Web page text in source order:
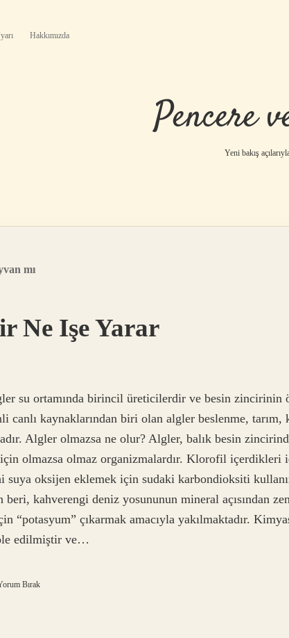
Hakkımızda
Pencere
Yeni bakış
mı
Ne Işe Yarar
su ortamında birincil üreticilerdir ve besin zincirinin
canlı kaynaklarından biri olan algler beslenme, tarım,
Algler olmazsa ne olur? Algler, balık besin
olmazsa olmaz organizmalardır. Klorofil
suya oksijen eklemek için sudaki karbondioksiti
beri, kahverengi deniz yosununun mineral açısından
“potasyum” çıkarmak amacıyla yakılmaktadır.
edilmiştir ve…
Bırak